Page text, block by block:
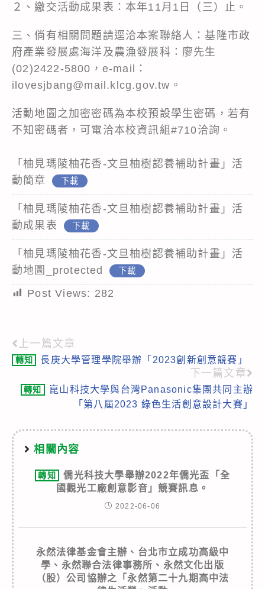
２、繳交活動成果表：本年11月1日（三）止。
三、倘有相關問題請逕洽本案聯絡人：基隆市政
府產業發展處海洋及農漁發展科：廖先生
(02)2422-5800，e-mail：
ilovesjbang@mail.klcg.gov.tw。
活動地圖之加密密碼為本校預設學生密碼，若有
不知密碼者，可電洽本校資訊組#710洽詢。
「柚見瑪陵柚花香-文旦柚樹認養補助計畫」活
動簡章
下載
「柚見瑪陵柚花香-文旦柚樹認養補助計畫」活
動成果表
下載
「柚見瑪陵柚花香-文旦柚樹認養補助計畫」活
動地圖_protected
下載
Post Views: 282
Read
more
articles
上一篇文章
轉知 長庚大學管理學院舉辦「2023創新創意競賽」
下一篇文章
轉知
崑山科技大學與台灣Panasonic集團共同主辦
「第八屆2023 綠色生活創意設計大賽」
相關內容
轉知
僑光科技大學舉辦2022年僑光盃「全
國觀光工廠創意影音」競賽訊息。
2022-06-06
永然法律基金會主辦、台北市立成功高級中
學、永然聯合法律事務所、永然文化出版
（股）公司協辦之「永然第二十九期高中法